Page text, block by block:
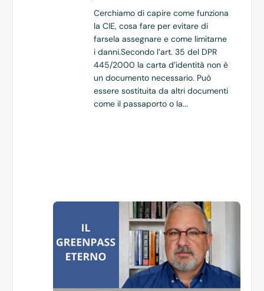
Cerchiamo di capire come funziona
la CIE, cosa fare per evitare di
farsela assegnare e come limitarne
i danni.Secondo l’art. 35 del DPR
445/2000 la carta d’identità non è
un documento necessario. Può
essere sostituita da altri documenti
come il passaporto o la...